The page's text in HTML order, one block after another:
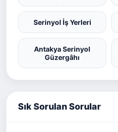
Serinyol İş Yerleri
Antakya Serinyol
Güzergâhı
Sık Sorulan Sorular